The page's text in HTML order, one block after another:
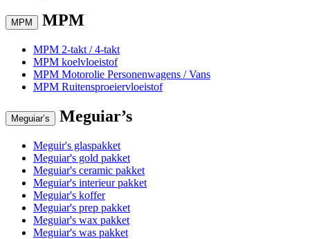
MPM MPM
MPM 2-takt / 4-takt
MPM koelvloeistof
MPM Motorolie Personenwagens / Vans
MPM Ruitensproeiervloeistof
Meguiar’s Meguiar’s
Meguir's glaspakket
Meguiar's gold pakket
Meguiar's ceramic pakket
Meguiar's interieur pakket
Meguiar's koffer
Meguiar's prep pakket
Meguiar's wax pakket
Meguiar's was pakket